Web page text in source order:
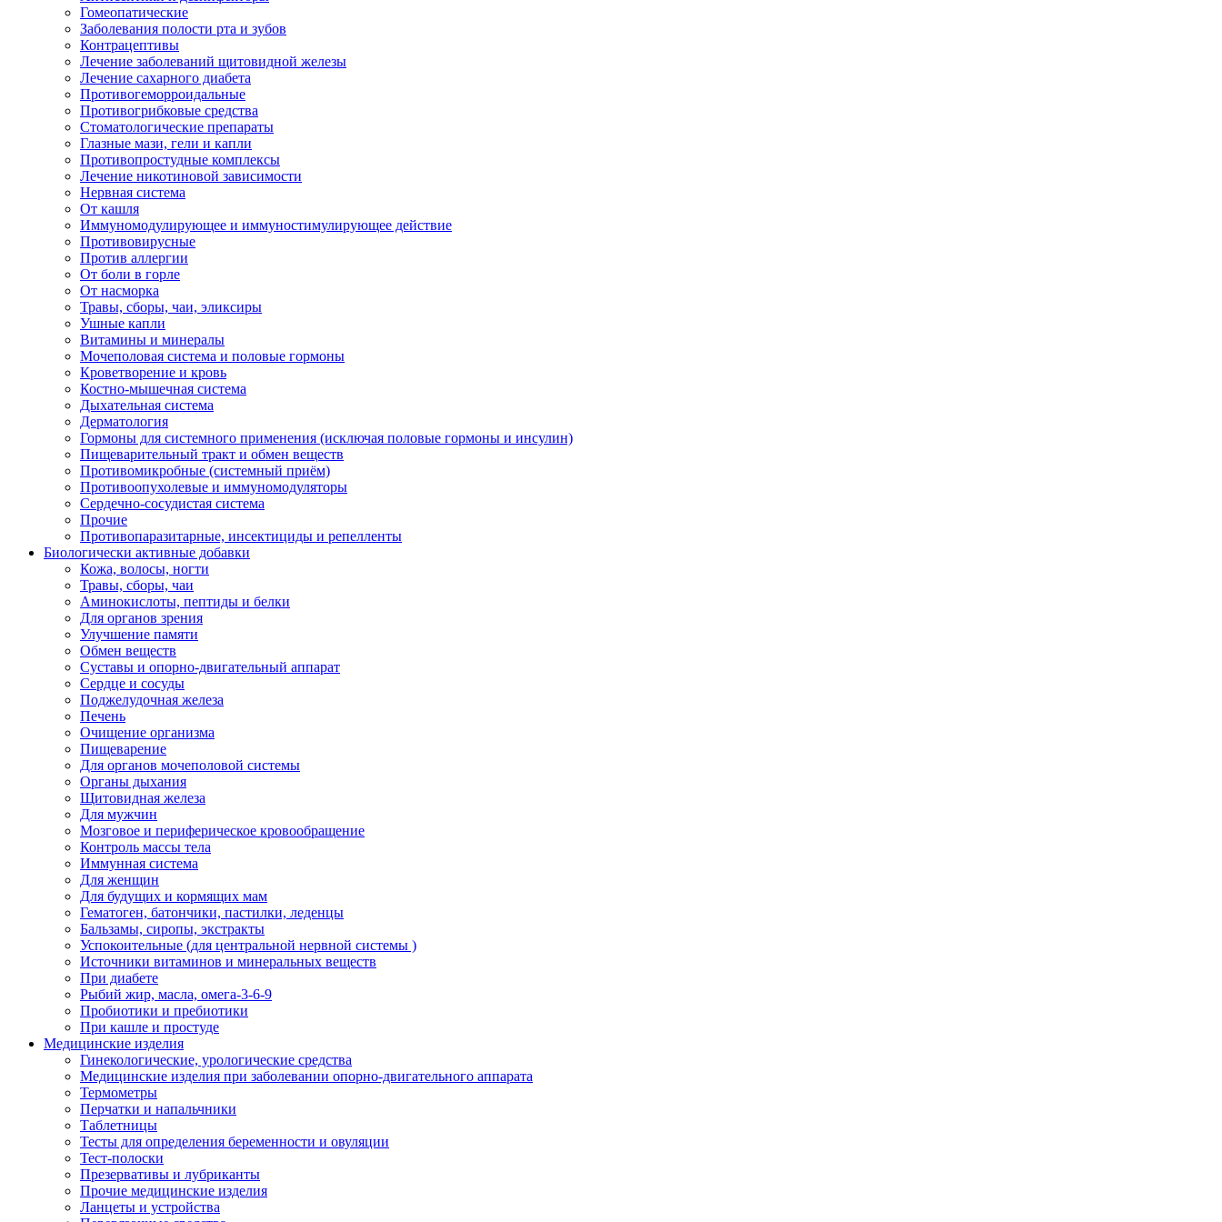
Гомеопатические
Заболевания полости рта и зубов
Контрацептивы
Лечение заболеваний щитовидной железы
Лечение сахарного диабета
Противогеморроидальные
Противогрибковые средства
Стоматологические препараты
Глазные мази, гели и капли
Противопростудные комплексы
Лечение никотиновой зависимости
Нервная система
От кашля
Иммуномодулирующее и иммуностимулирующее действие
Противовирусные
Против аллергии
От боли в горле
От насморка
Травы, сборы, чаи, эликсиры
Ушные капли
Витамины и минералы
Мочеполовая система и половые гормоны
Кроветворение и кровь
Костно-мышечная система
Дыхательная система
Дерматология
Гормоны для системного применения (исключая половые гормоны и инсулин)
Пищеварительный тракт и обмен веществ
Противомикробные (системный приём)
Противоопухолевые и иммуномодуляторы
Сердечно-сосудистая система
Прочие
Противопаразитарные, инсектициды и репелленты
Биологически активные добавки
Кожа, волосы, ногти
Травы, сборы, чаи
Аминокислоты, пептиды и белки
Для органов зрения
Улучшение памяти
Обмен веществ
Суставы и опорно-двигательный аппарат
Сердце и сосуды
Поджелудочная железа
Печень
Очищение организма
Пищеварение
Для органов мочеполовой системы
Органы дыхания
Щитовидная железа
Для мужчин
Мозговое и периферическое кровообращение
Контроль массы тела
Иммунная система
Для женщин
Для будущих и кормящих мам
Гематоген, батончики, пастилки, леденцы
Бальзамы, сиропы, экстракты
Успокоительные (для центральной нервной системы )
Источники витаминов и минеральных веществ
При диабете
Рыбий жир, масла, омега-3-6-9
Пробиотики и пребиотики
При кашле и простуде
Медицинские изделия
Гинекологические, урологические средства
Медицинские изделия при заболевании опорно-двигательного аппарата
Термометры
Перчатки и напальчники
Таблетницы
Тесты для определения беременности и овуляции
Тест-полоски
Презервативы и лубриканты
Прочие медицинские изделия
Ланцеты и устройства